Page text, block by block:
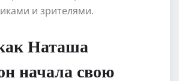
и зрителями.
Наташа
начала свою